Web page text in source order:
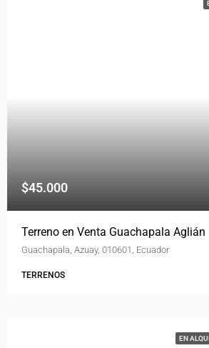
$45.000
Terreno en Venta Guachapala Aglián
Guachapala, Azuay, 010601, Ecuador
TERRENOS
EN